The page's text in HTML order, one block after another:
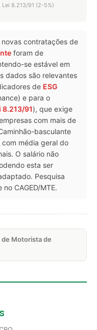
Lei 8.213/91 (2-5%)
novas contratações de
foram de
se estável em
dados são relevantes
de ESG
e para o
8.213/91), que exige
com mais de
basculante
média geral do
O salário não
esta ser
Pesquisa
no CAGED/MTE.
Motorista de